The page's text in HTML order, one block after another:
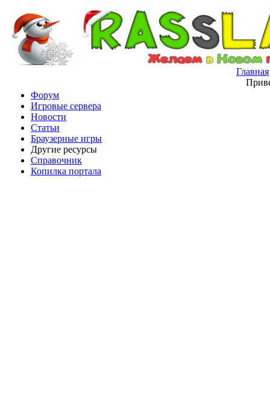
Главная
Форум
Игровые сервера
Новости
Статьи
Браузерные игры
Другие ресурсы
Справочник
Копилка портала